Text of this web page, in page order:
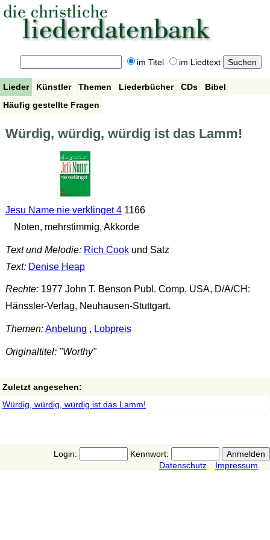
im Titel im Liedtext
Lieder Künstler Themen Liederbücher CDs
Bibel
Häufig gestellte Fragen
Würdig, würdig, würdig ist das Lamm!
Jesu Name nie verklinget 41166
Noten, mehrstimmig, Akkorde
Text und Melodie: Rich Cookund Satz
Text: Denise Heap
Rechte:1977 John T. Benson Publ. Comp. USA, D/A/CH:
Hänssler-Verlag, Neuhausen-Stuttgart.
Themen:Anbetung , Lobpreis
Originaltitel: "Worthy"
Zuletzt angesehen:
Würdig, würdig, würdig ist das Lamm!
Login:
Kennwort:
Datenschutz
Impressum